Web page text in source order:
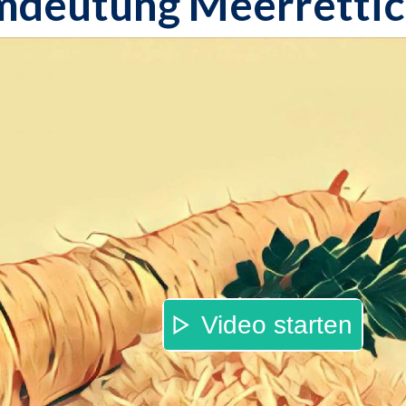
Video starten